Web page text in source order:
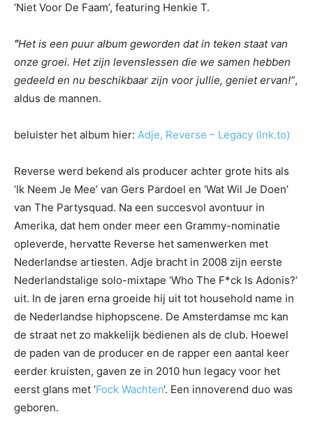
‘Niet Voor De Faam’, featuring Henkie T.
“Het is een puur album geworden dat in teken staat van
onze groei. Het zijn levenslessen die we samen hebben
gedeeld en nu beschikbaar zijn voor jullie, geniet ervan!”,
aldus de mannen.
beluister het album hier: Adje, Reverse – Legacy (lnk.to)
Reverse werd bekend als producer achter grote hits als
‘Ik Neem Je Mee’ van Gers Pardoel en ‘Wat Wil Je Doen’
van The Partysquad. Na een succesvol avontuur in
Amerika, dat hem onder meer een Grammy-nominatie
opleverde, hervatte Reverse het samenwerken met
Nederlandse artiesten. Adje bracht in 2008 zijn eerste
Nederlandstalige solo-mixtape ‘Who The F*ck Is Adonis?’
uit. In de jaren erna groeide hij uit tot household name in
de Nederlandse hiphopscene. De Amsterdamse mc kan
de straat net zo makkelijk bedienen als de club. Hoewel
de paden van de producer en de rapper een aantal keer
eerder kruisten, gaven ze in 2010 hun legacy voor het
eerst glans met ‘Fock Wachten‘. Een innoverend duo was
geboren.